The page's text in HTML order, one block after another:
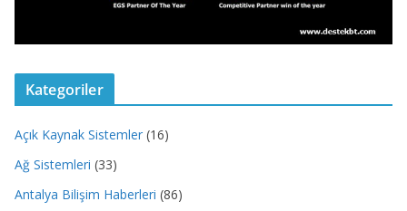
Kategoriler
Açık Kaynak Sistemler (16)
Ağ Sistemleri (33)
Antalya Bilişim Haberleri (86)